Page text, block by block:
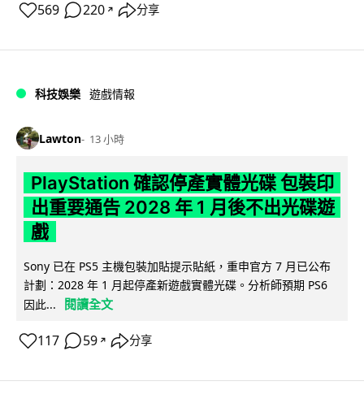
569 220 ↗ 分享
科技娛樂 遊戲情報
Lawton 13 小時
PlayStation 確認停產實體光碟 包裝印
出重要通告 2028 年 1 月後不出光碟遊
戲
Sony 已在 PS5 主機包裝加貼提示貼紙，重申官方 7 月已公布
計劃：2028 年 1 月起停產新遊戲實體光碟。分析師預期 PS6
因此...
閱讀全文
117 59 ↗ 分享